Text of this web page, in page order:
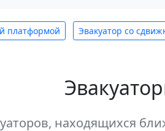
платформой Эвакуатор со
находящихся